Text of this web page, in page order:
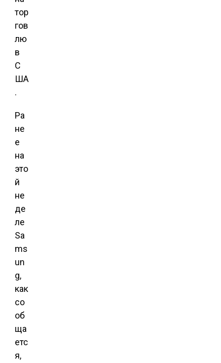
тор
гов
лю
в
С
ША
.
Ра
не
е
на
это
й
не
де
ле
Sa
ms
un
g,
как
со
об
ща
етс
я,